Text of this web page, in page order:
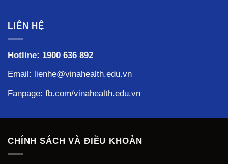
LIÊN HỆ
Hotline: 1900 636 892
Email: lienhe@vinahealth.edu.vn
Fanpage: fb.com/vinahealth.edu.vn
CHÍNH SÁCH VÀ ĐIỀU KHOẢN